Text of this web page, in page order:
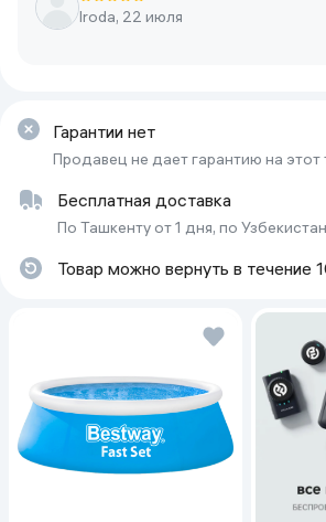
Iroda, 22 июля
Гарантии нет
Продавец не дает гарантию на этот
Бесплатная доставка
По Ташкенту от 1 дня, по
Товар можно вернуть в течение